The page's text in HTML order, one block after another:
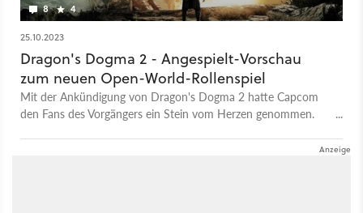
8 4
25.10.2023
Dragon's Dogma 2 - Angespielt-Vorschau
zum neuen Open-World-Rollenspiel
Mit der Ankündigung von Dragon's Dogma 2 hatte Capcom
den Fans des Vorgängers ein Stein vom Herzen genommen.